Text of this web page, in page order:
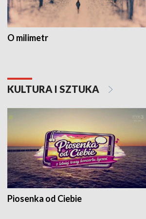
O milimetr
KULTURA I SZTUKA
Piosenka od Ciebie